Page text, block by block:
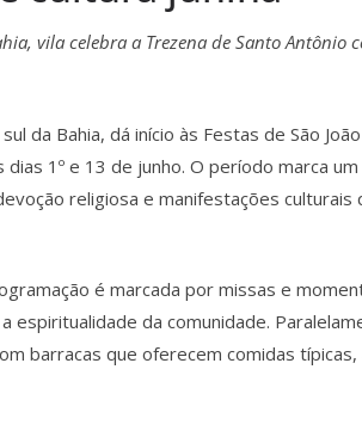
vila celebra a Trezena de Santo Antônio
da Bahia, dá início às Festas de São
1º e 13 de junho. O período marca
religiosa e manifestações
é marcada por missas e
espiritualidade da comunidade.
barracas que oferecem comidas